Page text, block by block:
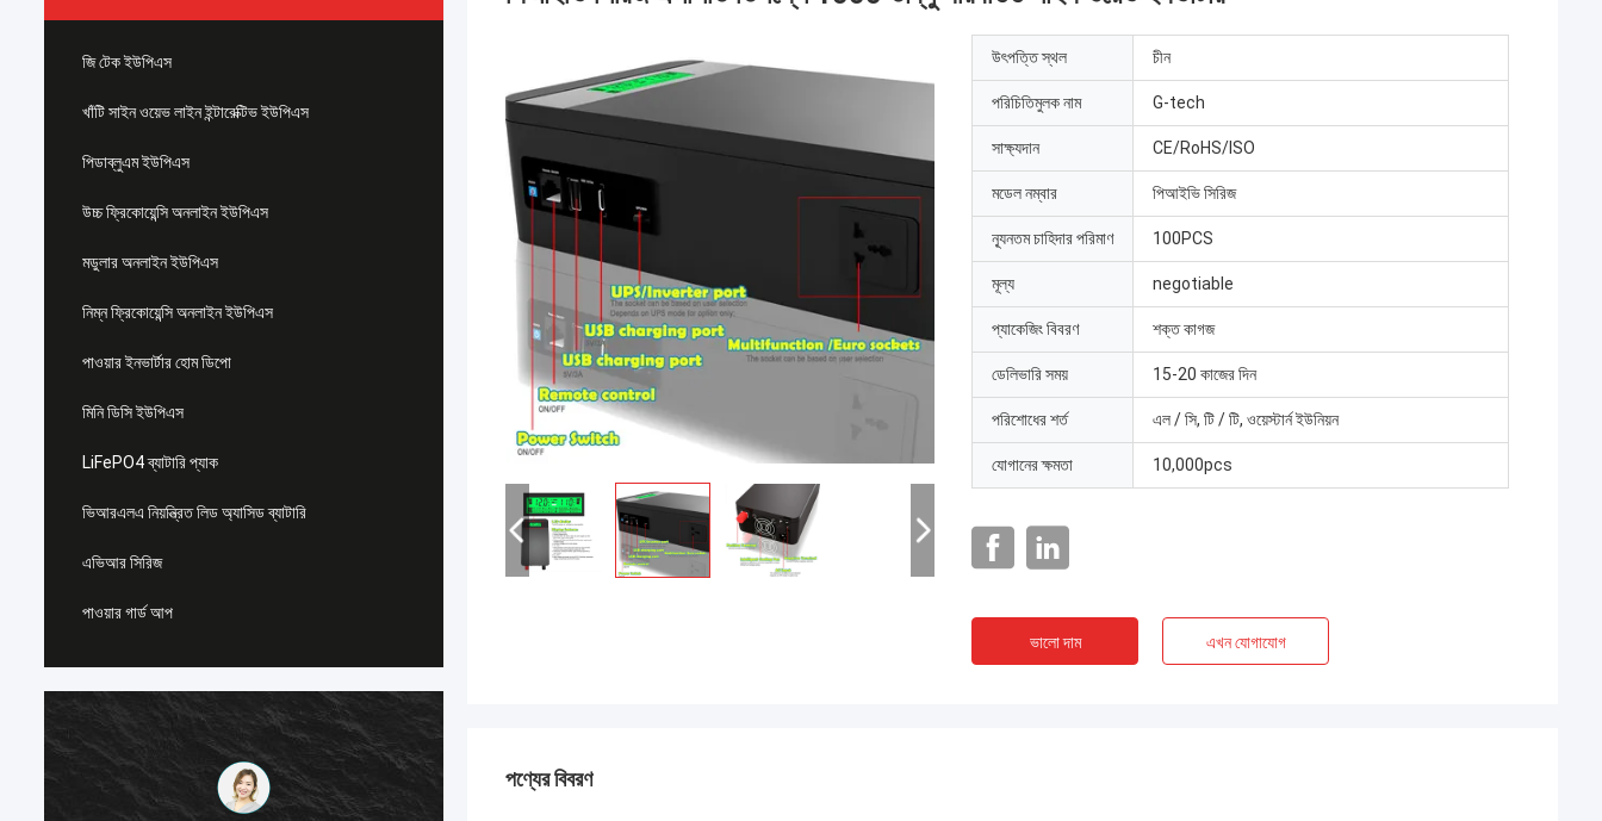
জি টেক ইউপিএস
খাঁটি সাইন ওয়েভ লাইন ইন্টারেক্টিভ ইউপিএস
পিডাব্লুএম ইউপিএস
উচ্চ ফ্রিকোয়েন্সি অনলাইন ইউপিএস
মডুলার অনলাইন ইউপিএস
নিম্ন ফ্রিকোয়েন্সি অনলাইন ইউপিএস
পাওয়ার ইনভার্টার হোম ডিপো
মিনি ডিসি ইউপিএস
LiFePO4 ব্যাটারি প্যাক
ভিআরএলএ নিয়ন্ত্রিত লিড অ্যাসিড ব্যাটারি
এভিআর সিরিজ
পাওয়ার গার্ড আপ
উৎপত্তি স্থল চীন
পরিচিতিমুলক নাম G-tech
সাক্ষ্যদান CE/RoHS/ISO
মডেল নম্বার পিআইভি সিরিজ
ন্যূনতম চাহিদার পরিমাণ 100PCS
মূল্য negotiable
প্যাকেজিং বিবরণ শক্ত কাগজ
ডেলিভারি সময় 15-20 কাজের দিন
পরিশোধের শর্ত এল / সি, টি / টি, ওয়েস্টার্ন ইউনিয়ন
যোগানের ক্ষমতা 10,000pcs
ভালো দাম এখন যোগাযোগ
পণ্যের বিবরণ